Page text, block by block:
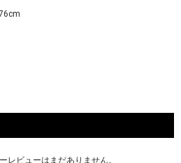
レビューはまだありません。